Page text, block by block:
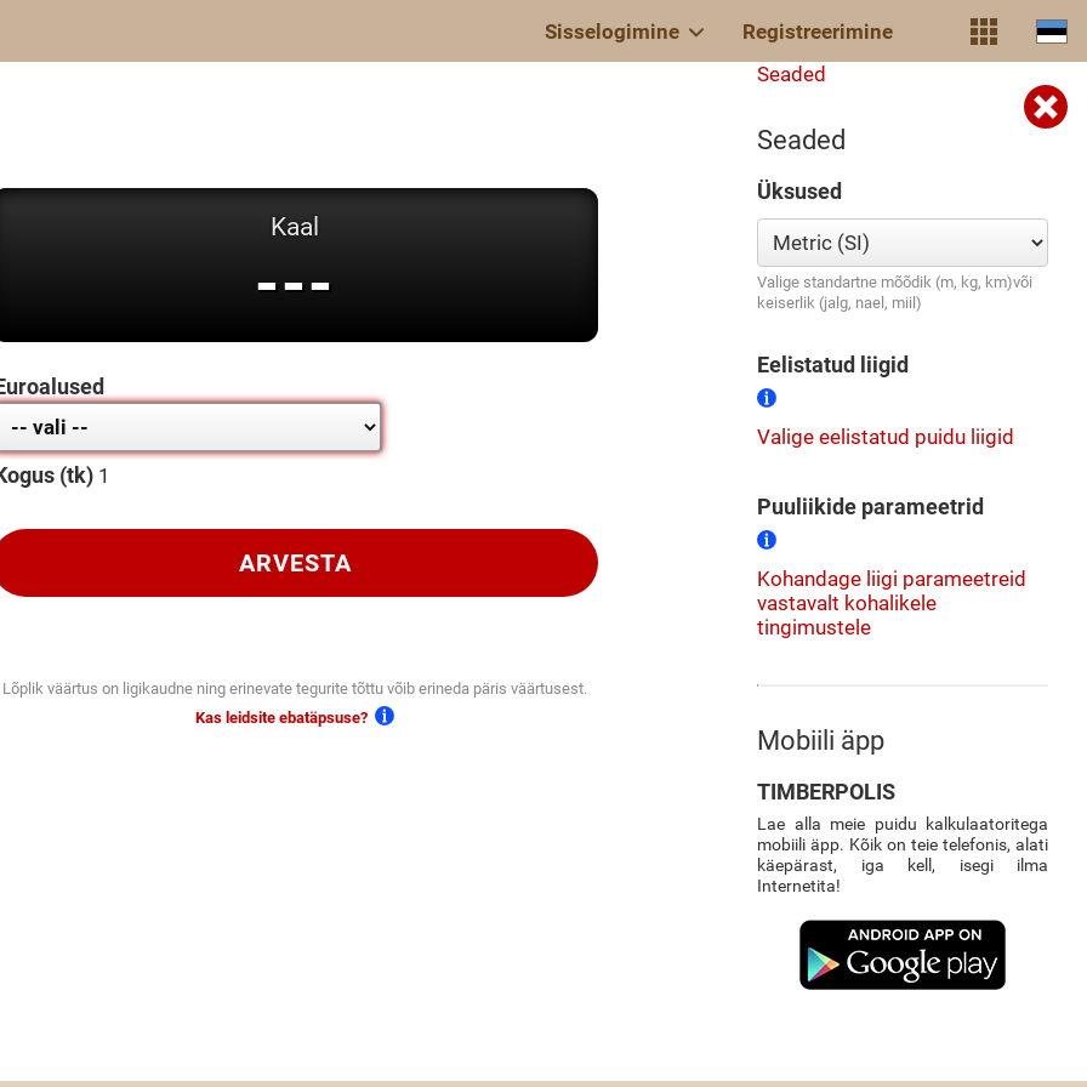
Sisselogimine Registreerimine
Kaal
---
(tk)
ARVESTA
Lõplik väärtus on ligikaudne ning erinevate tegurite tõttu võib erineda päris väärtusest.
Kas leidsite ebatäpsuse?
Seaded
Seaded
Üksused
Valige standartne mõõdik (m, kg, km)või
keiserlik (jalg, nael, miil)
Eelistatud liigid
Valige eelistatud puidu liigid
Puuliikide parameetrid
Kohandage liigi parameetreid
vastavalt kohalikele
tingimustele
Mobiili äpp
TIMBERPOLIS
Lae alla meie puidu kalkulaatoritega
mobiili äpp. Kõik on teie telefonis, alati
käepärast, iga kell, isegi ilma
Internetita!